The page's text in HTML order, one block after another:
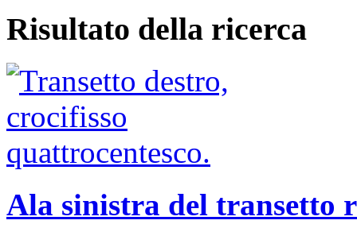
Risultato della ricerca
Ala sinistra del transetto